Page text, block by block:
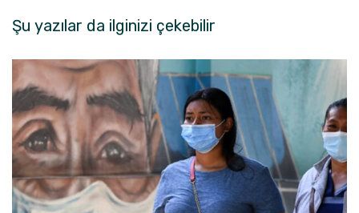
Şu yazılar da ilginizi çekebilir